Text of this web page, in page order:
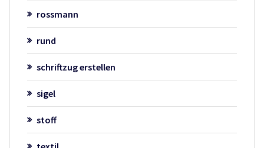
rossmann
rund
schriftzug erstellen
sigel
stoff